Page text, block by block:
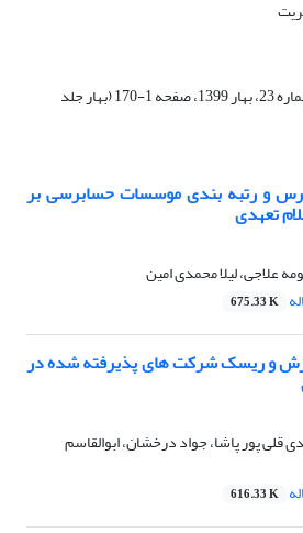
دوره 3، شماره 23، بهار 1399، صفحه 1-170 (بهار جلد
و رتبه بندی موسسات حسابرسی بر
تعهدی
علاجی، لیلا محمدی امین
675.33 K
و ریسک شرکت های پذیرفته شده در
قلی پور پاشا، جواد درخشان، ابوالقاسم
616.33 K